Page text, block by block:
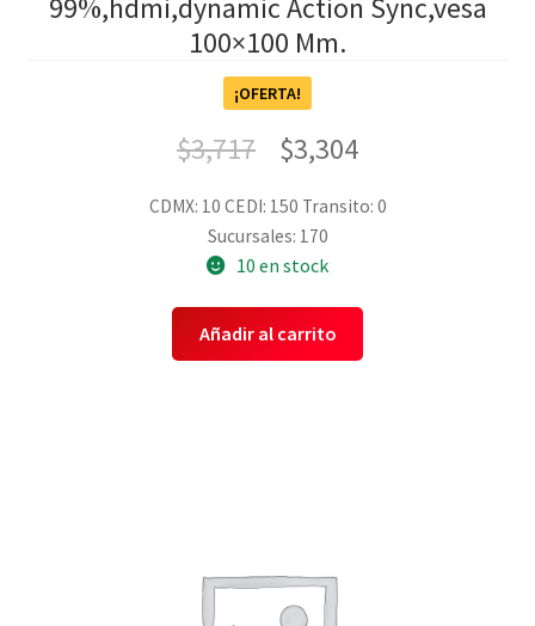
99%,hdmi,dynamic Action Sync,vesa
100×100 Mm.
¡OFERTA!
$3,717 $3,304
CDMX: 10 CEDI: 150 Transito: 0
Sucursales: 170
10 en stock
Añadir al carrito